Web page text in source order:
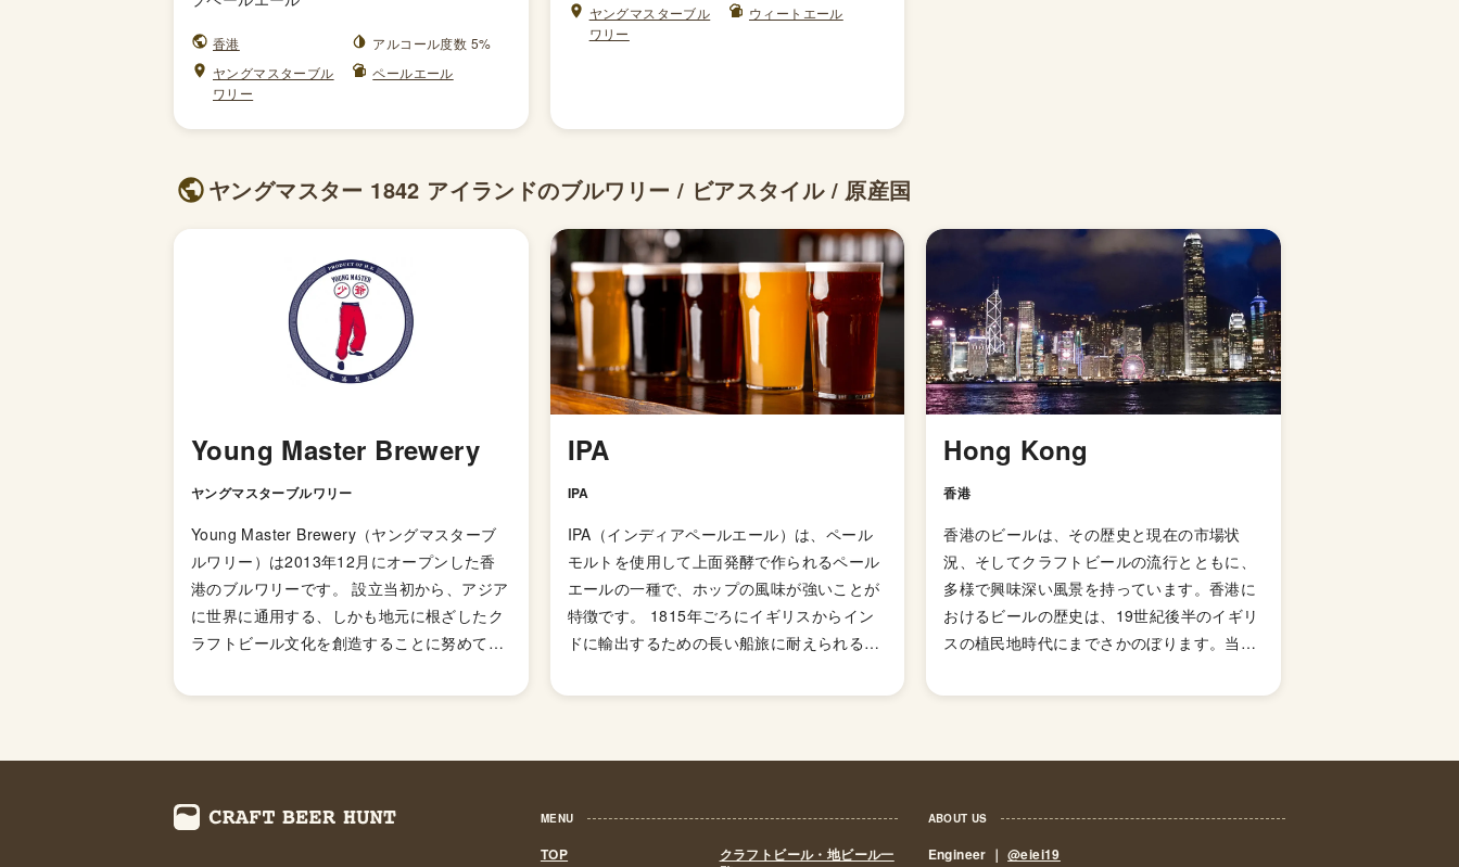
香港
アルコール度数 5%
ヤングマスターブル
ワリー
ペールエール
ヤングマスターブル
ワリー
ウィートエール
ヤングマスター 1842 アイランドのブルワリー / ビアスタイル / 原産国
Young Master Brewery
ヤングマスターブルワリー
Young Master Brewery（ヤングマスターブ
ルワリー）は2013年12月にオープンした香
港のブルワリーです。 設立当初から、アジア
に世界に通用する、しかも地元に根ざしたク
ラフトビール文化を創造することに努めてき
鍛錬された醸造技術をビールに注入すること
の醸造所は2013年11月にAp Lei Chau地区に
建設され、2番目の醸造所は2016年8月にウ
IPA
IPA
IPA（インディアペールエール）は、ペール
モルトを使用して上面発酵で作られるペール
エールの一種で、ホップの風味が強いことが
特徴です。 1815年ごろにイギリスからイン
ドに輸出するための長い船旅に耐えられるよ
アルコール度数を高めて劣化・腐敗を防げる
はイギリスで最も人気のあるビアスタイルの
Hong Kong
香港
香港のビールは、その歴史と現在の市場状
況、そしてクラフトビールの流行とともに、
多様で興味深い風景を持っています。香港に
おけるビールの歴史は、19世紀後半のイギリ
スの植民地時代にまでさかのぼります。当
り、地元の醸造所は存在していましたが、そ
中でも最も流通しているのは「サンミゲル・
MENU
TOP
クラフトビール・地ビール一
ABOUT US
Engineer ｜@eiei19